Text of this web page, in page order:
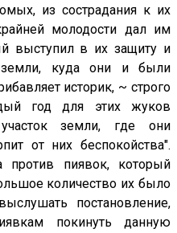
из сострадания к их
молодости дал им
выступил в их защиту и
земли, куда они и были
историк, ~ строго
год для этих жуков
земли, где они
от них беспокойства".
пиявок, который
количество их было
постановление,
покинуть данную